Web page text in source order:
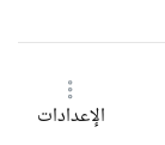
حجم الخطالإعدادات